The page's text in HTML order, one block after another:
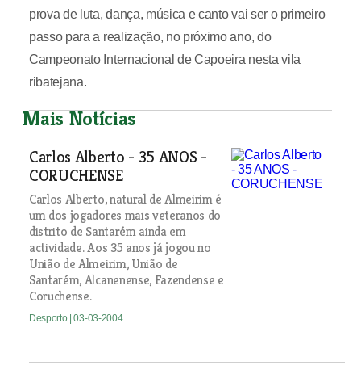
prova de luta, dança, música e canto vai ser o primeiro
passo para a realização, no próximo ano, do
Campeonato Internacional de Capoeira nesta vila
ribatejana.
Mais Notícias
Carlos Alberto - 35 ANOS -
CORUCHENSE
Carlos Alberto, natural de Almeirim é
um dos jogadores mais veteranos do
distrito de Santarém ainda em
actividade. Aos 35 anos já jogou no
União de Almeirim, União de
Santarém, Alcanenense, Fazendense e
Coruchense.
Desporto | 03-03-2004